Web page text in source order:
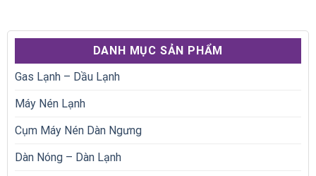
DANH MỤC SẢN PHẨM
Gas Lạnh – Dầu Lạnh
Máy Nén Lạnh
Cụm Máy Nén Dàn Ngưng
Dàn Nóng – Dàn Lạnh